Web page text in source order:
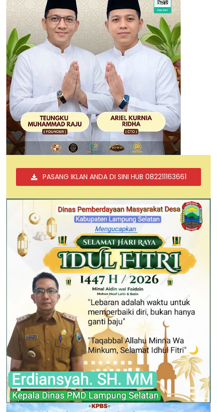
PASANG IKLAN ANDA DI SINI HUB 082211163661